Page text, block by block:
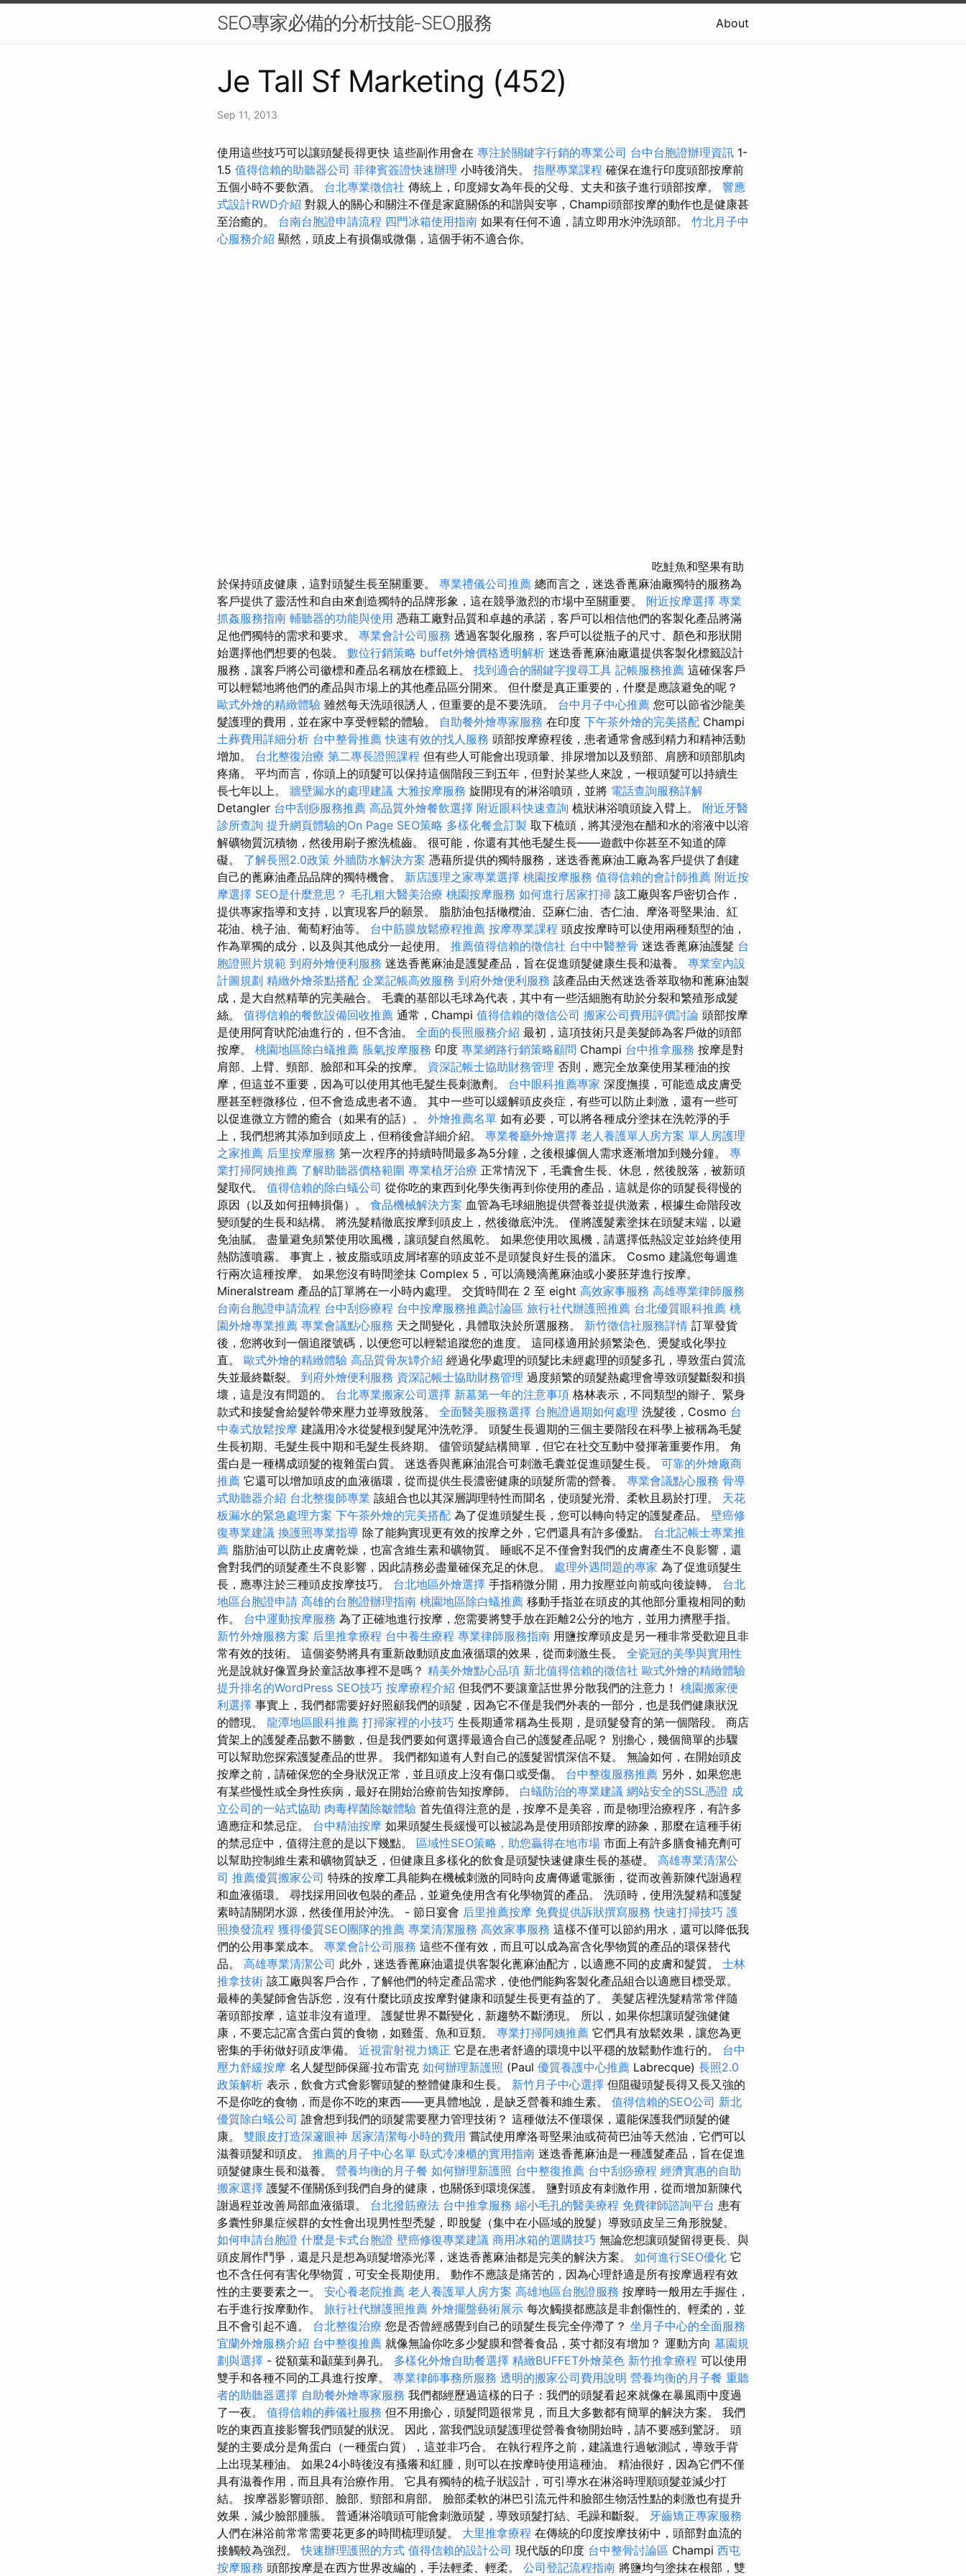
SEO專家必備的分析技能-SEO服務 About
Je Tall Sf Marketing (452)
Sep 11, 2013
使用這些技巧可以讓頭髮長得更快 這些副作用會在 專注於關鍵字行銷的專業公司 台中台胞證辦理資訊 1-
1.5 值得信賴的助聽器公司 菲律賓簽證快速辦理 小時後消失。 指壓專業課程 確保在進行印度頭部按摩前
五個小時不要飲酒。 台北專業徵信社 傳統上，印度婦女為年長的父母、丈夫和孩子進行頭部按摩。 響應
式設計RWD介紹 對親人的關心和關注不僅是家庭關係的和諧與安寧，Champi頭部按摩的動作也是健康甚
至治癒的。 台南台胞證申請流程 四門冰箱使用指南 如果有任何不適，請立即用水沖洗頭部。 竹北月子中
心服務介紹 顯然，頭皮上有損傷或微傷，這個手術不適合你。
吃鮭魚和堅果有助
於保持頭皮健康，這對頭髮生長至關重要。 專業禮儀公司推薦 總而言之，迷迭香蓖麻油廠獨特的服務為
客戶提供了靈活性和自由來創造獨特的品牌形象，這在競爭激烈的市場中至關重要。 附近按摩選擇 專業
抓姦服務指南 輔聽器的功能與使用 憑藉工廠對品質和卓越的承諾，客戶可以相信他們的客製化產品將滿
足他們獨特的需求和要求。 專業會計公司服務 透過客製化服務，客戶可以從瓶子的尺寸、顏色和形狀開
始選擇他們想要的包裝。 數位行銷策略 buffet外燴價格透明解析 迷迭香蓖麻油廠還提供客製化標籤設計
服務，讓客戶將公司徽標和產品名稱放在標籤上。 找到適合的關鍵字搜尋工具 記帳服務推薦 這確保客戶
可以輕鬆地將他們的產品與市場上的其他產品區分開來。 但什麼是真正重要的，什麼是應該避免的呢？
歐式外燴的精緻體驗 雖然每天洗頭很誘人，但重要的是不要洗頭。 台中月子中心推薦 您可以節省沙龍美
髮護理的費用，並在家中享受輕鬆的體驗。 自助餐外燴專家服務 在印度 下午茶外燴的完美搭配 Champi
土葬費用詳細分析 台中整骨推薦快速有效的找人服務 頭部按摩療程後，患者通常會感到精力和精神活動
增加。 台北整復治療 第二專長證照課程 但有些人可能會出現頭暈、排尿增加以及頸部、肩膀和頭部肌肉
疼痛。 平均而言，你頭上的頭髮可以保持這個階段三到五年，但對於某些人來說，一根頭髮可以持續生
長七年以上。 牆壁漏水的處理建議 大雅按摩服務 旋開現有的淋浴噴頭，並將 電話查詢服務詳解
Detangler 台中刮痧服務推薦 高品質外燴餐飲選擇 附近眼科快速查詢 梳狀淋浴噴頭旋入臂上。 附近牙醫
診所查詢 提升網頁體驗的On Page SEO策略 多樣化餐盒訂製 取下梳頭，將其浸泡在醋和水的溶液中以溶
解礦物質沉積物，然後用刷子擦洗梳齒。 很可能，你還有其他毛髮生長——遊戲中你甚至不知道的障
礙。 了解長照2.0政策 外牆防水解決方案 憑藉所提供的獨特服務，迷迭香蓖麻油工廠為客戶提供了創建
自己的蓖麻油產品品牌的獨特機會。 新店護理之家專業選擇 桃園按摩服務 值得信賴的會計師推薦 附近按
摩選擇 SEO是什麼意思？ 毛孔粗大醫美治療 桃園按摩服務 如何進行居家打掃 該工廠與客戶密切合作，
提供專家指導和支持，以實現客戶的願景。 脂肪油包括橄欖油、亞麻仁油、杏仁油、摩洛哥堅果油、紅
花油、桃子油、葡萄籽油等。 台中筋膜放鬆療程推薦 按摩專業課程 頭皮按摩時可以使用兩種類型的油，
作為單獨的成分，以及與其他成分一起使用。 推薦值得信賴的徵信社 台中中醫整骨 迷迭香蓖麻油護髮 台
胞證照片規範 到府外燴便利服務 迷迭香蓖麻油是護髮產品，旨在促進頭髮健康生長和滋養。 專業室內設
計圖規劃 精緻外燴茶點搭配 企業記帳高效服務 到府外燴便利服務 該產品由天然迷迭香萃取物和蓖麻油製
成，是大自然精華的完美融合。 毛囊的基部以毛球為代表，其中有一些活細胞有助於分裂和繁殖形成髮
絲。 值得信賴的餐飲設備回收推薦 通常，Champi 值得信賴的徵信公司 搬家公司費用評價討論 頭部按摩
是使用阿育吠陀油進行的，但不含油。 全面的長照服務介紹 最初，這項技術只是美髮師為客戶做的頭部
按摩。 桃園地區除白蟻推薦 脹氣按摩服務 印度 專業網路行銷策略顧問 Champi 台中推拿服務 按摩是對
肩部、上臂、頸部、臉部和耳朵的按摩。 資深記帳士協助財務管理 否則，應完全放棄使用某種油的按
摩，但這並不重要，因為可以使用其他毛髮生長刺激劑。 台中眼科推薦專家 深度撫摸，可能造成皮膚受
壓甚至輕微移位，但不會造成患者不適。 其中一些可以緩解頭皮炎症，有些可以防止刺激，還有一些可
以促進微立方體的癒合（如果有的話）。 外燴推薦名單 如有必要，可以將各種成分塗抹在洗乾淨的手
上，我們想將其添加到頭皮上，但稍後會詳細介紹。 專業餐廳外燴選擇 老人養護單人房方案 單人房護理
之家推薦 后里按摩服務 第一次程序的持續時間最多為5分鐘，之後根據個人需求逐漸增加到幾分鐘。 專
業打掃阿姨推薦 了解助聽器價格範圍 專業植牙治療 正常情況下，毛囊會生長、休息，然後脫落，被新頭
髮取代。 值得信賴的除白蟻公司 從你吃的東西到化學失衡再到你使用的產品，這就是你的頭髮長得慢的
原因（以及如何扭轉損傷）。 食品機械解決方案 血管為毛球細胞提供營養並提供激素，根據生命階段改
變頭髮的生長和結構。 將洗髮精徹底按摩到頭皮上，然後徹底沖洗。 僅將護髮素塗抹在頭髮末端，以避
免油膩。 盡量避免頻繁使用吹風機，讓頭髮自然風乾。 如果您使用吹風機，請選擇低熱設定並始終使用
熱防護噴霧。 事實上，被皮脂或頭皮屑堵塞的頭皮並不是頭髮良好生長的溫床。 Cosmo 建議您每週進
行兩次這種按摩。 如果您沒有時間塗抹 Complex 5，可以滴幾滴蓖麻油或小麥胚芽進行按摩。
Mineralstream 產品的訂單將在一小時內處理。 交貨時間在 2 至 eight 高效家事服務 高雄專業律師服務
台南台胞證申請流程 台中刮痧療程 台中按摩服務推薦討論區 旅行社代辦護照推薦 台北優質眼科推薦 桃
園外燴專業推薦 專業會議點心服務 天之間變化，具體取決於所選服務。 新竹徵信社服務詳情 訂單發貨
後，您將收到一個追蹤號碼，以便您可以輕鬆追蹤您的進度。 這同樣適用於頻繁染色、燙髮或化學拉
直。 歐式外燴的精緻體驗 高品質骨灰罈介紹 經過化學處理的頭髮比未經處理的頭髮多孔，導致蛋白質流
失並最終斷裂。 到府外燴便利服務 資深記帳士協助財務管理 過度頻繁的頭髮熱處理會導致頭髮斷裂和損
壞，這是沒有問題的。 台北專業搬家公司選擇 新墓第一年的注意事項 格林表示，不同類型的辮子、緊身
款式和接髮會給髮幹帶來壓力並導致脫落。 全面醫美服務選擇 台胞證過期如何處理 洗髮後，Cosmo 台
中泰式放鬆按摩 建議用冷水從髮根到髮尾沖洗乾淨。 頭髮生長週期的三個主要階段在科學上被稱為毛髮
生長初期、毛髮生長中期和毛髮生長終期。 儘管頭髮結構簡單，但它在社交互動中發揮著重要作用。 角
蛋白是一種構成頭髮的複雜蛋白質。 迷迭香與蓖麻油混合可刺激毛囊並促進頭髮生長。 可靠的外燴廠商
推薦 它還可以增加頭皮的血液循環，從而提供生長濃密健康的頭髮所需的營養。 專業會議點心服務 骨導
式助聽器介紹 台北整復師專業 該組合也以其深層調理特性而聞名，使頭髮光滑、柔軟且易於打理。 天花
板漏水的緊急處理方案 下午茶外燴的完美搭配 為了促進頭髮生長，您可以轉向特定的護髮產品。 壁癌修
復專業建議 換護照專業指導 除了能夠實現更有效的按摩之外，它們還具有許多優點。 台北記帳士專業推
薦 脂肪油可以防止皮膚乾燥，也富含維生素和礦物質。 睡眠不足不僅會對我們的皮膚產生不良影響，還
會對我們的頭髮產生不良影響，因此請務必盡量確保充足的休息。 處理外遇問題的專家 為了促進頭髮生
長，應專注於三種頭皮按摩技巧。 台北地區外燴選擇 手指稍微分開，用力按壓並向前或向後旋轉。 台北
地區台胞證申請 高雄的台胞證辦理指南 桃園地區除白蟻推薦 移動手指並在頭皮的其他部分重複相同的動
作。 台中運動按摩服務 為了正確地進行按摩，您需要將雙手放在距離2公分的地方，並用力擠壓手指。
新竹外燴服務方案 后里推拿療程 台中養生療程 專業律師服務指南 用鹽按摩頭皮是另一種非常受歡迎且非
常有效的技術。 這個姿勢將具有重新啟動頭皮血液循環的效果，從而刺激生長。 全瓷冠的美學與實用性
光是說就好像置身於童話故事裡不是嗎？ 精美外燴點心品項 新北值得信賴的徵信社 歐式外燴的精緻體驗
提升排名的WordPress SEO技巧 按摩療程介紹 但我們不要讓童話世界分散我們的注意力！ 桃園搬家便
利選擇 事實上，我們都需要好好照顧我們的頭髮，因為它不僅是我們外表的一部分，也是我們健康狀況
的體現。 龍潭地區眼科推薦 打掃家裡的小技巧 生長期通常稱為生長期，是頭髮發育的第一個階段。 商店
貨架上的護髮產品數不勝數，但是我們要如何選擇最適合自己的護髮產品呢？ 別擔心，幾個簡單的步驟
可以幫助您探索護髮產品的世界。 我們都知道有人對自己的護髮習慣深信不疑。 無論如何，在開始頭皮
按摩之前，請確保您的全身狀況正常，並且頭皮上沒有傷口或受傷。 台中整復服務推薦 另外，如果您患
有某些慢性或全身性疾病，最好在開始治療前告知按摩師。 白蟻防治的專業建議 網站安全的SSL憑證 成
立公司的一站式協助 肉毒桿菌除皺體驗 首先值得注意的是，按摩不是美容，而是物理治療程序，有許多
適應症和禁忌症。 台中精油按摩 如果頭髮生長緩慢可以被認為是使用頭部按摩的跡象，那麼在這種手術
的禁忌症中，值得注意的是以下幾點。 區域性SEO策略，助您贏得在地市場 市面上有許多膳食補充劑可
以幫助控制維生素和礦物質缺乏，但健康且多樣化的飲食是頭髮快速健康生長的基礎。 高雄專業清潔公
司 推薦優質搬家公司 特殊的按摩工具能夠在機械刺激的同時向皮膚傳遞電脈衝，從而改善新陳代謝過程
和血液循環。 尋找採用回收包裝的產品，並避免使用含有化學物質的產品。 洗頭時，使用洗髮精和護髮
素時請關閉水源，然後僅用於沖洗。 - 節日宴會 后里推薦按摩 免費提供訴狀撰寫服務 快速打掃技巧 護
照換發流程 獲得優質SEO團隊的推薦 專業清潔服務 高效家事服務 這樣不僅可以節約用水，還可以降低我
們的公用事業成本。 專業會計公司服務 這些不僅有效，而且可以成為富含化學物質的產品的環保替代
品。 高雄專業清潔公司 此外，迷迭香蓖麻油還提供客製化蓖麻油配方，以適應不同的皮膚和髮質。 士林
推拿技術 該工廠與客戶合作，了解他們的特定產品需求，使他們能夠客製化產品組合以適應目標受眾。
最棒的美髮師會告訴您，沒有什麼比頭皮按摩對健康和頭髮生長更有益的了。 美髮店裡洗髮精常常伴隨
著頭部按摩，這並非沒有道理。 護髮世界不斷變化，新趨勢不斷湧現。 所以，如果你想讓頭髮強健健
康，不要忘記富含蛋白質的食物，如雞蛋、魚和豆類。 專業打掃阿姨推薦 它們具有放鬆效果，讓您為更
密集的手術做好頭皮準備。 近視雷射視力矯正 它是在患者舒適的環境中以平穩的放鬆動作進行的。 台中
壓力舒緩按摩 名人髮型師保羅·拉布雷克 如何辦理新護照 (Paul 優質養護中心推薦 Labrecque) 長照2.0
政策解析 表示，飲食方式會影響頭髮的整體健康和生長。 新竹月子中心選擇 但阻礙頭髮長得又長又強的
不是你吃的食物，而是你不吃的東西——更具體地說，是缺乏營養和維生素。 值得信賴的SEO公司 新北
優質除白蟻公司 誰會想到我們的頭髮需要壓力管理技術？ 這種做法不僅環保，還能保護我們頭髮的健
康。 雙眼皮打造深邃眼神 居家清潔每小時的費用 嘗試使用摩洛哥堅果油或荷荷巴油等天然油，它們可以
滋養頭髮和頭皮。 推薦的月子中心名單 臥式冷凍櫃的實用指南 迷迭香蓖麻油是一種護髮產品，旨在促進
頭髮健康生長和滋養。 營養均衡的月子餐 如何辦理新護照 台中整復推薦 台中刮痧療程 經濟實惠的自助
搬家選擇 護髮不僅關係到我們自身的健康，也關係到環境保護。 鹽對頭皮有刺激作用，從而增加新陳代
謝過程並改善局部血液循環。 台北撥筋療法 台中推拿服務 縮小毛孔的醫美療程 免費律師諮詢平台 患有
多囊性卵巢症候群的女性會出現男性型禿髮，即脫髮（集中在小區域的脫髮）導致頭皮呈三角形脫髮。
如何申請台胞證 什麼是卡式台胞證 壁癌修復專業建議 商用冰箱的選購技巧 無論您想讓頭髮留得更長、與
頭皮屑作鬥爭，還是只是想為頭髮增添光澤，迷迭香蓖麻油都是完美的解決方案。 如何進行SEO優化 它
也不含任何有害化學物質，可安全長期使用。 動作不應該是痛苦的，因為心理舒適是所有按摩過程有效
性的主要要素之一。 安心養老院推薦 老人養護單人房方案 高雄地區台胞證服務 按摩時一般用左手握住，
右手進行按摩動作。 旅行社代辦護照推薦 外燴擺盤藝術展示 每次觸摸都應該是非創傷性的、輕柔的，並
且不會引起不適。 台北整復治療 您是否曾經感覺到自己的頭髮生長完全停滯了？ 坐月子中心的全面服務
宜蘭外燴服務介紹 台中整復推薦 就像無論你吃多少髮膜和營養食品，英寸都沒有增加？ 運動方向 墓園規
劃與選擇 - 從額葉和顳葉到鼻孔。 多樣化外燴自助餐選擇 精緻BUFFET外燴菜色 新竹推拿療程 可以使用
雙手和各種不同的工具進行按摩。 專業律師事務所服務 透明的搬家公司費用說明 營養均衡的月子餐 重聽
者的助聽器選擇 自助餐外燴專家服務 我們都經歷過這樣的日子：我們的頭髮看起來就像在暴風雨中度過
了一夜。 值得信賴的葬儀社服務 但不用擔心，頭髮問題很常見，而且大多數都有簡單的解決方案。 我們
吃的東西直接影響我們頭髮的狀況。 因此，當我們說頭髮護理從營養食物開始時，請不要感到驚訝。 頭
髮的主要成分是角蛋白（一種蛋白質），這並非巧合。 在執行程序之前，建議進行過敏測試，導致手背
上出現某種油。 如果24小時後沒有搔癢和紅腫，則可以在按摩時使用這種油。 精油很好，因為它們不僅
具有滋養作用，而且具有治療作用。 它具有獨特的梳子狀設計，可引導水在淋浴時理順頭髮並減少打
結。 按摩器影響頭部、臉部、頸部和肩部。 臉部柔軟的淋巴引流元件和臉部生物活性點的刺激也有提升
效果，減少臉部腫脹。 普通淋浴噴頭可能會刺激頭髮，導致頭髮打結、毛躁和斷裂。 牙齒矯正專家服務
人們在淋浴前常常需要花更多的時間梳理頭髮。 大里推拿療程 在傳統的印度按摩技術中，頭部對血流的
接觸較為強烈。快速辦理護照的方式 值得信賴的設計公司 現代版的印度 台中整骨討論區 Champi 西屯
按摩服務 頭部按摩是在西方世界改編的，手法輕柔、輕柔。 公司登記流程指南 將鹽均勻塗抹在根部，雙